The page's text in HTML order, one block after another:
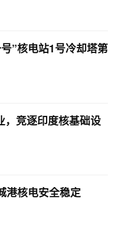
”核电站1号冷却塔第
，竞逐印度核基础设
港核电安全稳定